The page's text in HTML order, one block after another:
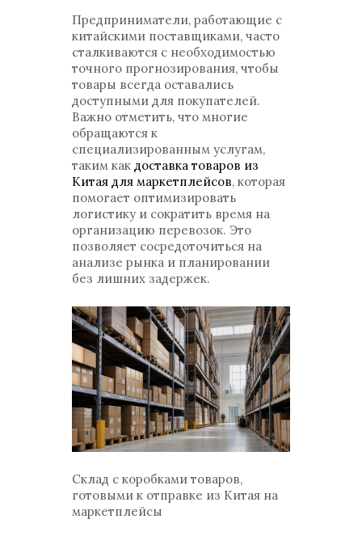
Предприниматели, работающие с
китайскими поставщиками, часто
сталкиваются с необходимостью
точного прогнозирования, чтобы
товары всегда оставались
доступными для покупателей.
Важно отметить, что многие
обращаются к
специализированным услугам,
таким как доставка товаров из
Китая для маркетплейсов, которая
помогает оптимизировать
логистику и сократить время на
организацию перевозок. Это
позволяет сосредоточиться на
анализе рынка и планировании
без лишних задержек.
Склад с коробками товаров,
готовыми к отправке из Китая на
маркетплейсы